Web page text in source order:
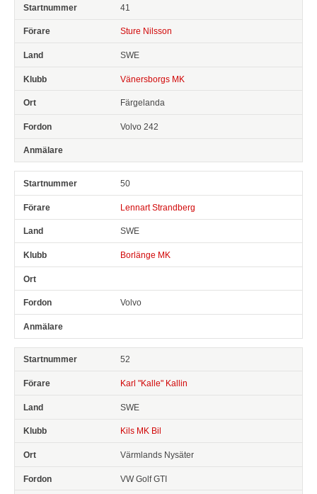
41
Sture Nilsson
SWE
Vänersborgs MK
Färgelanda
Volvo 242
50
Lennart Strandberg
SWE
Borlänge MK
Volvo
52
Karl "Kalle" Kallin
SWE
Kils MK Bil
Värmlands Nysäter
VW Golf GTI